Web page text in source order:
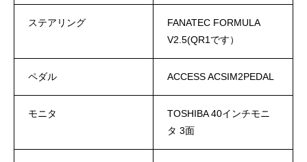
ステアリング
FANATEC FORMULA
V2.5(QR1です）
ペダル ACCESS ACSIM2PEDAL
モニタ
TOSHIBA 40インチモニ
タ 3面